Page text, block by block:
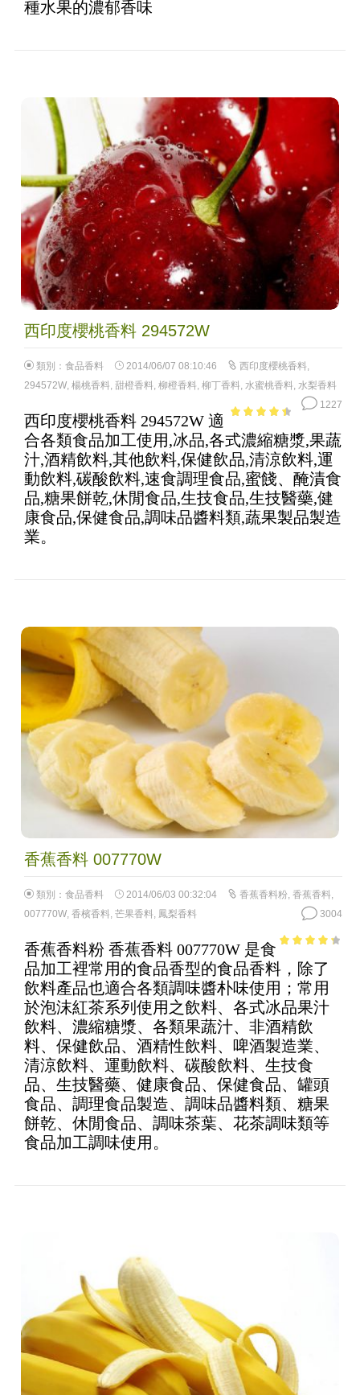
種水果的濃郁香味
西印度櫻桃香料 294572W
類別： 食品香料 2014/06/07 08:10:46 西印度櫻桃香料
294572W, 楊桃香料 甜橙香料 柳橙香料 柳丁香料 水蜜桃香料 水梨香料
1227
of 5
西印度櫻桃香料 294572W 適
合各類食品加工使用,冰品,各式濃縮糖漿,果蔬
汁,酒精飲料,其他飲料,保健飲品,清涼飲料,運
動飲料,碳酸飲料,速食調理食品,蜜餞、醃漬食
品,糖果餅乾,休閒食品,生技食品,生技醫藥,健
康食品,保健食品,調味品醬料類,蔬果製品製造
業。
香蕉香料 007770W
類別： 食品香料 2014/06/03 00:32:04 香蕉香料粉, 香蕉香料,
007770W, 香檳香料, 芒果香料, 鳳梨香料 3004
of 5
香蕉香料粉 香蕉香料 007770W 是食
品加工裡常用的食品香型的食品香料，除了
飲料產品也適合各類調味醬朴味使用；常用
於泡沫紅茶系列使用之飲料、各式冰品果汁
飲料、濃縮糖漿、各類果蔬汁、非酒精飲
料、保健飲品、酒精性飲料、啤酒製造業、
清涼飲料、運動飲料、碳酸飲料、生技食
品、生技醫藥、健康食品、保健食品、罐頭
食品、調理食品製造、調味品醬料類、糖果
餅乾、休閒食品、調味茶葉、花茶調味類等
食品加工調味使用。